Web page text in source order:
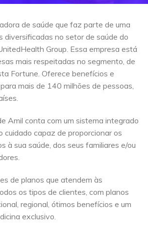
de saúde que faz parte de uma
diversificadas no setor de saúde do
Group. Essa empresa está
mais respeitadas no segmento, de
Fortune. Oferece benefícios e
mais de 140 milhões de pessoas,
Amil conta com um sistema integrado
cuidado capaz de proporcionar os
à sua saúde, dos seus familiares e/ou
de planos que atendem às
os tipos de clientes, com planos
regional, ótimos benefícios e um
exclusivo.